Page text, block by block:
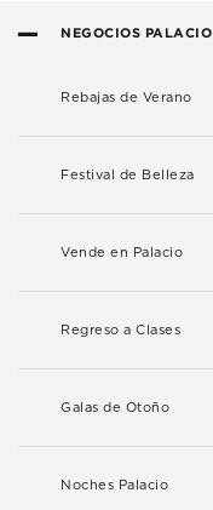
NEGOCIOS PALACIO
Rebajas de Verano
Festival de Belleza
Vende en Palacio
Regreso a Clases
Galas de Otoño
Noches Palacio